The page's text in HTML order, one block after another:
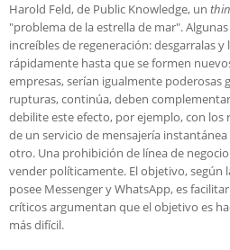
Harold Feld, de Public Knowledge, un
"problema de la estrella de mar".
increíbles de regeneración: desgarralas y
rápidamente hasta que se formen
empresas, serían igualmente poderosas
rupturas, continúa, deben
debilite este efecto, por ejemplo, con
de un servicio de mensajería
otro. Una prohibición de línea de
vender políticamente. El objetivo, según
posee Messenger y WhatsApp, es
críticos argumentan que el objetivo es
más difícil.